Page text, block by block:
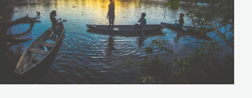
DanielPinedo